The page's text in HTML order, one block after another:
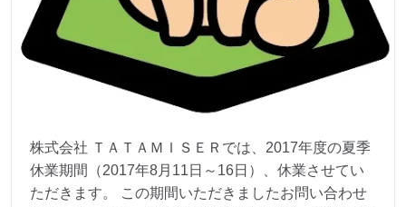
株式会社 ＴＡＴＡＭＩＳＥＲでは、2017年度の夏季
休業期間（2017年8月11日～16日）、休業させてい
ただきます。 この期間いただきましたお問い合わせ